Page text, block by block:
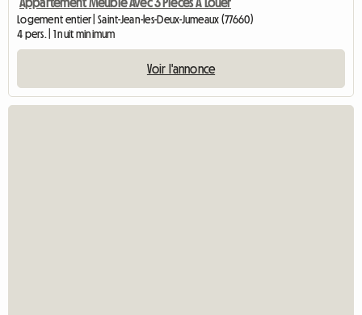
Logement entier | Saint-Jean-les-Deux-Jumeaux (77660)
4 pers. | 1 nuit minimum
Voir l'annonce